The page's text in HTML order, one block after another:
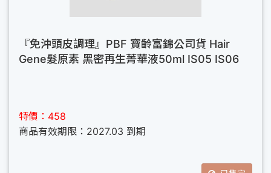
『免沖頭皮調理』PBF 寶齡富錦公司貨 Hair
Gene髮原素 黑密再生菁華液50ml IS05 IS06
特價：458
商品有效期限：2027.03 到期